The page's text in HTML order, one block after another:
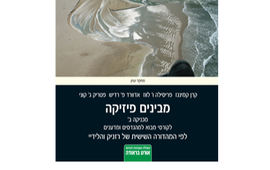
שחר פלד
הנחת אתר ספר אלקטרוני
$18